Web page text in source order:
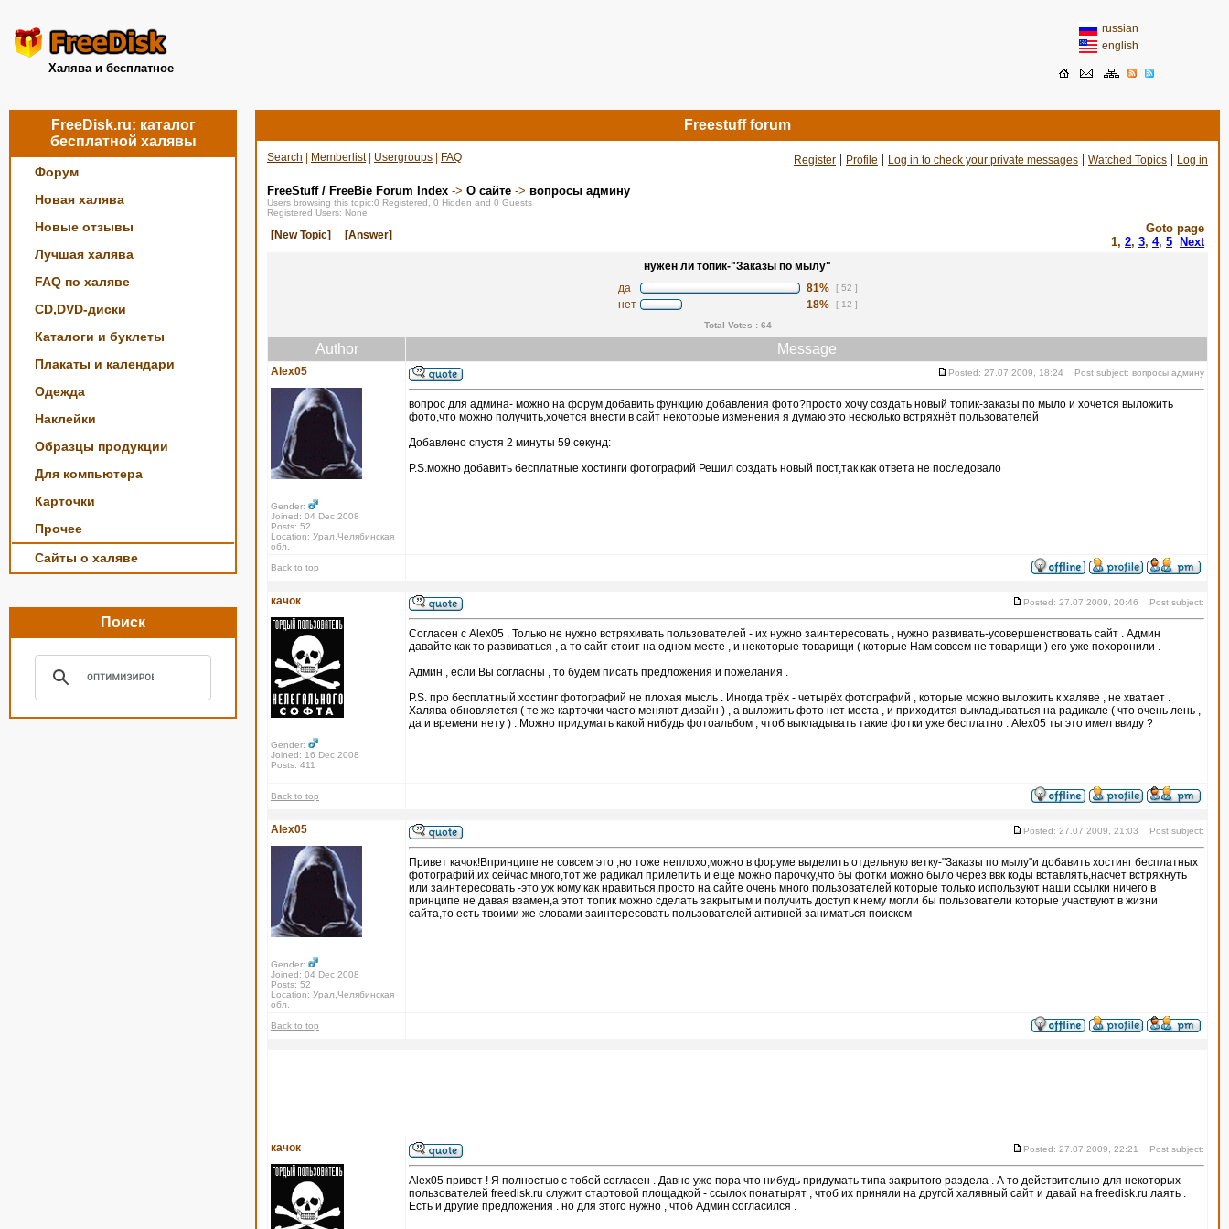
Халява и бесплатное
russian
english
FreeDisk.ru: каталог
бесплатной халявы
Форум
Новая халява
Новые отзывы
Лучшая халява
FAQ по халяве
CD,DVD-диски
Каталоги и буклеты
Плакаты и календари
Одежда
Наклейки
Образцы продукции
Для компьютера
Карточки
Прочее
Сайты о халяве
Поиск
Freestuff forum
Search Memberlist| Usergroups FAQ Register | Profile | Log in to check your private messages | Watched Topics | Log in
FreeStuff / FreeBie Forum Index -> О сайте -> вопросы админу
Users browsing this topic:0 Registered, 0 Hidden and 0 Guests
Registered Users: None
[New Topic] [Answer]
Goto page
1, 2, 3, 4, 5 Next
нужен ли топик-"Заказы по мылу"
да
81% [ 52 ]
нет 18% [ 12 ]
Total Votes : 64
Author Message
Alex05
Gender:
Joined: 04 Dec 2008
Posts: 52
Location: Урал,Челябинская
обл.
Posted: 27.07.2009, 18:24 Post subject: вопросы админу
вопрос для админа- можно на форум добавить функцию добавления фото?просто хочу создать новый топик-заказы по мыло и хочется выложить
фото,что можно получить,хочется внести в сайт некоторые изменения я думаю это несколько встряхнёт пользователей
Добавлено спустя 2 минуты 59 секунд:
P.S.можно добавить бесплатные хостинги фотографий Решил создать новый пост,так как ответа не последовало
Back to top
качок
Gender:
Joined: 16 Dec 2008
Posts: 411
Posted: 27.07.2009, 20:46 Post subject:
Согласен с Alex05 . Только не нужно встряхивать пользователей - их нужно заинтересовать , нужно развивать-усовершенствовать сайт . Админ
давайте как то развиваться , а то сайт стоит на одном месте , и некоторые товарищи ( которые Нам совсем не товарищи ) его уже похоронили .
Админ , если Вы согласны , то будем писать предложения и пожелания .
P.S. про бесплатный хостинг фотографий не плохая мысль . Иногда трёх - четырёх фотографий , которые можно выложить к халяве , не хватает .
Халява обновляется ( те же карточки часто меняют дизайн ) , а выложить фото нет места , и приходится выкладываться на радикале ( что очень лень ,
да и времени нету ) . Можно придумать какой нибудь фотоальбом , чтоб выкладывать такие фотки уже бесплатно . Alex05 ты это имел ввиду ?
Back to top
Alex05
Gender:
Joined: 04 Dec 2008
Posts: 52
Location: Урал,Челябинская
обл.
Posted: 27.07.2009, 21:03 Post subject:
Привет качок!Впринципе не совсем это ,но тоже неплохо,можно в форуме выделить отдельную ветку-"Заказы по мылу"и добавить хостинг бесплатных
фотографий,их сейчас много,тот же радикал прилепить и ещё можно парочку,что бы фотки можно было через ввк коды вставлять,насчёт встряхнуть
или заинтересовать -это уж кому как нравиться,просто на сайте очень много пользователей которые только используют наши ссылки ничего в
принципе не давая взамен,а этот топик можно сделать закрытым и получить доступ к нему могли бы пользователи которые участвуют в жизни
сайта,то есть твоими же словами заинтересовать пользователей активней заниматься поиском
Back to top
качок Posted: 27.07.2009, 22:21 Post subject:
Alex05 привет ! Я полностью с тобой согласен . Давно уже пора что нибудь придумать типа закрытого раздела . А то действительно для некоторых
пользователей freedisk.ru служит стартовой площадкой - ссылок понатырят , чтоб их приняли на другой халявный сайт и давай на freedisk.ru лаять .
Есть и другие предложения . но для этого нужно , чтоб Админ согласился .